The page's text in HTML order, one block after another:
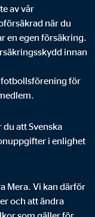
av vår
när du
en egen försäkring.
innan
fotbollsförening för
att Svenska
i enlighet
Mera. Vi kan därför
och att ändra